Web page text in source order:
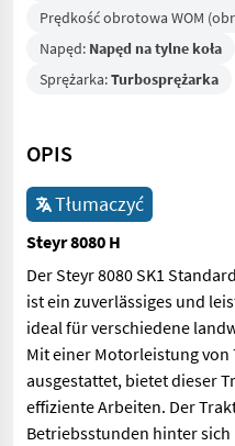
Prędkość obrotowa WOM
Napęd: Napęd na tylne koła
Sprężarka:Turbosprężarka
OPIS
Tłumaczyć
Steyr 8080 H
Der Steyr 8080 SK1
ist ein zuverlässiges und
ideal für verschiedene
Mit einer Motorleistung von
ausgestattet, bietet dieser
effiziente Arbeiten. Der
Betriebsstunden hinter